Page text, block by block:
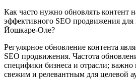
Как часто нужно обновлять контент
эффективного SEO продвижения для
Йошкаре-Оле?
Регулярное обновление контента
SEO продвижения. Частота
специфики бизнеса и отрасли; важно
свежим и релевантным для целевой